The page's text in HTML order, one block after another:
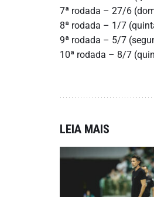
7ª rodada – 27/6
8ª rodada – 1/7
9ª rodada – 5/7
10ª rodada – 8/7
LEIA MAIS